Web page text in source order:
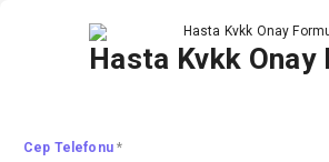
Hasta Kvkk Onay
Cep Telefonu*